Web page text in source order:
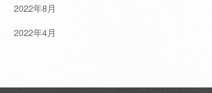
2022年8月
2022年4月